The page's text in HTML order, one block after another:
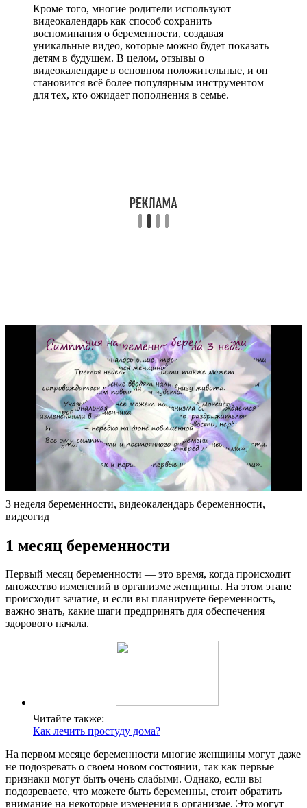
Кроме того, многие родители используют
видеокалендарь как способ сохранить
воспоминания о беременности, создавая
уникальные видео, которые можно будет показать
детям в будущем. В целом, отзывы о
видеокалендаре в основном положительные, и он
становится всё более популярным инструментом
для тех, кто ожидает пополнения в семье.
3 неделя беременности, видеокалендарь беременности,
видеогид
1 месяц беременности
Первый месяц беременности — это время, когда происходит
множество изменений в организме женщины. На этом этапе
происходит зачатие, и если вы планируете беременность,
важно знать, какие шаги предпринять для обеспечения
здорового начала.
Читайте также:
Как лечить простуду дома?
На первом месяце беременности многие женщины могут даже
не подозревать о своем новом состоянии, так как первые
признаки могут быть очень слабыми. Однако, если вы
подозреваете, что можете быть беременны, стоит обратить
внимание на некоторые изменения в организме. Это могут